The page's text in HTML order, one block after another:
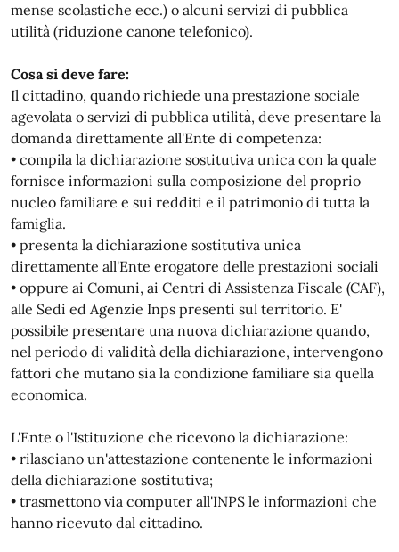
mense scolastiche ecc.) o alcuni servizi di pubblica
utilità (riduzione canone telefonico).
Cosa si deve fare:
Il cittadino, quando richiede una prestazione sociale
agevolata o servizi di pubblica utilità, deve presentare la
domanda direttamente all'Ente di competenza:
• compila la dichiarazione sostitutiva unica con la quale
fornisce informazioni sulla composizione del proprio
nucleo familiare e sui redditi e il patrimonio di tutta la
famiglia.
• presenta la dichiarazione sostitutiva unica
direttamente all'Ente erogatore delle prestazioni sociali
• oppure ai Comuni, ai Centri di Assistenza Fiscale (CAF),
alle Sedi ed Agenzie Inps presenti sul territorio. E'
possibile presentare una nuova dichiarazione quando,
nel periodo di validità della dichiarazione, intervengono
fattori che mutano sia la condizione familiare sia quella
economica.
L'Ente o l'Istituzione che ricevono la dichiarazione:
• rilasciano un'attestazione contenente le informazioni
della dichiarazione sostitutiva;
• trasmettono via computer all'INPS le informazioni che
hanno ricevuto dal cittadino.